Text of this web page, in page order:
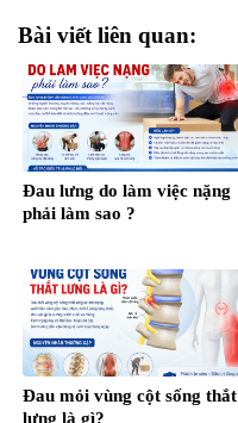
Bài viết liên quan:
Đau lưng do làm việc nặng
phải làm sao ?
Đau mỏi vùng cột sống thắt
lưng là gì?